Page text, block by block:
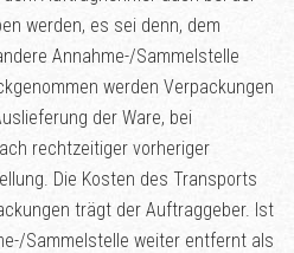
werden, es sei denn, dem
Annahme-/Sammelstelle
werden Verpackungen
der Ware, bei
rechtzeitiger vorheriger
Die Kosten des Transports
trägt der Auftraggeber. Ist
Sammelstelle weiter entfernt als